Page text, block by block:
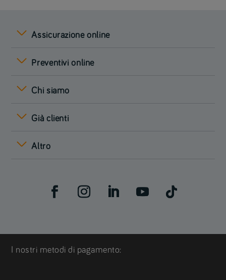
Assicurazione online
Preventivi online
Chi siamo
Già clienti
Altro
I nostri metodi di pagamento: